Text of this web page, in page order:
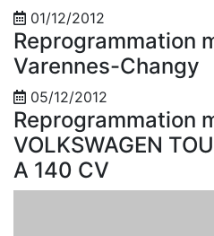
01/12/2012
Reprogrammation
Varennes-Changy
05/12/2012
Reprogrammation
VOLKSWAGEN
A 140 CV